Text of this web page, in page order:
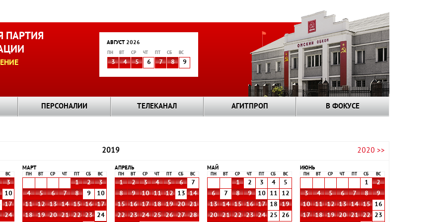
ПАРТИЯ
АВГУСТ 2026
ПН ВТ СР ЧТ СБ ВС
3 4 5 6 7 8 9
ПЕРСОНАЛИИ ТЕЛЕКАНАЛ АГИТПРОП В ФОКУСЕ
2019 2020 >>
ВС
3
10
17
24
МАРТ
ПН ВТ СР ЧТ СБ ВС
1 2
3
4
5 6 7 8 9
10
11
12 13 14 15 16
17
18
19 20 21 22 23
24
АПРЕЛЬ
ПН ВТ СР ЧТ СБ ВС
1 2 3 4 5 6
7
8
9 10 11 12 13
14
15
16 17 18 19 20
21
22
23 24 25 26 27
28
МАЙ
ПН ВТ СР ЧТ СБ ВС
1 2 3 4
5
6
7 8 9 10 11
12
13
14 15 16 17 18
19
20
21 22 23 24 25
26
ИЮНЬ
ПН ВТ СР ЧТ СБ ВС
1
2
3
4 5 6 7 8
9
10
11 12 13 14 15
16
17
18 19 20 21 22
23